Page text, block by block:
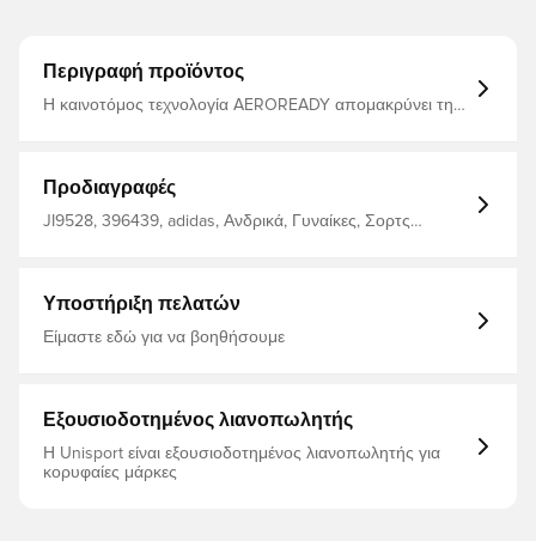
Περιγραφή προϊόντος
Η καινοτόμος τεχνολογία AEROREADY απομακρύνει την
Κατασκευασμένο από 100% πολυεστέρα.
Προδιαγραφές
JI9528, 396439, adidas, Ανδρικά, Γυναίκες, Σορτς
Υποστήριξη πελατών
Είμαστε εδώ για να βοηθήσουμε
Εξουσιοδοτημένος λιανοπωλητής
Η Unisport είναι εξουσιοδοτημένος λιανοπωλητής για
κορυφαίες μάρκες